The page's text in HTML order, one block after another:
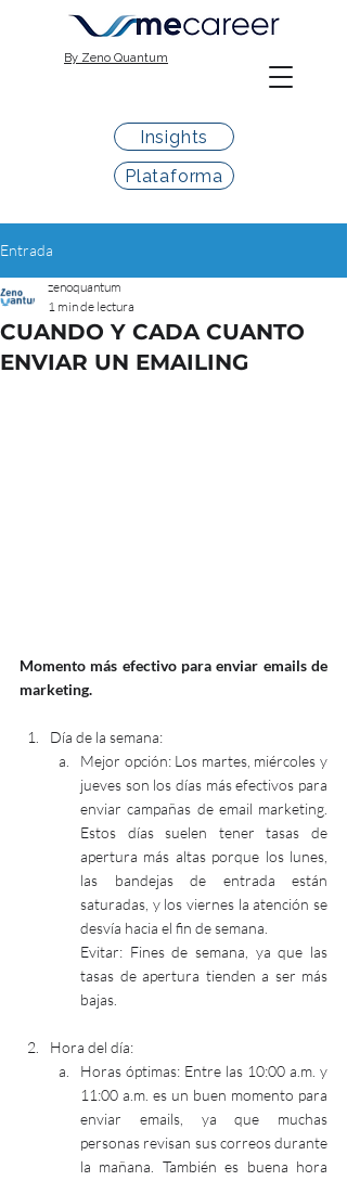
By Zeno Quantum
Insights
Plataforma
Entrada
CUANDO Y CADA CUANTO
ENVIAR UN EMAILING
zenoquantum
1 min de lectura
Momento más efectivo para enviar emails de
marketing.
Día de la semana:
Mejor opción: Los martes, miércoles y
jueves son los días más efectivos para
enviar campañas de email marketing.
Estos días suelen tener tasas de
apertura más altas porque los lunes,
las bandejas de entrada están
saturadas, y los viernes la atención se
desvía hacia el fin de semana.
Evitar: Fines de semana, ya que las
tasas de apertura tienden a ser más
bajas.
Hora del día:
Horas óptimas: Entre las 10:00 a.m. y
11:00 a.m. es un buen momento para
enviar emails, ya que muchas
personas revisan sus correos durante
la mañana. También es buena hora